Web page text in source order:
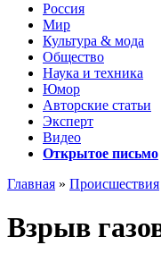
Россия
Мир
Культура & мода
Общество
Наука и техника
Юмор
Авторские статьи
Эксперт
Видео
Открытое письмо
Главная » Происшествия
Взрыв